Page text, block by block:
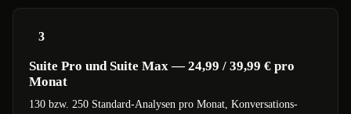
3
Suite Pro und Suite Max — 24,99 / 39,99 € pro
Monat
130 bzw. 250 Standard-Analysen pro Monat, Konversations-